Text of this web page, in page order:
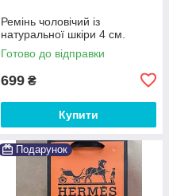
Ремінь чоловічий із
натуральної шкіри 4 см.
Готово до відправки
699 ₴
Купити
Подарунок